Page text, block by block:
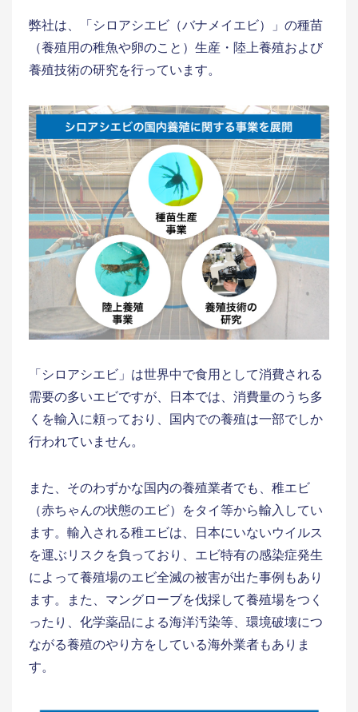
弊社は、「シロアシエビ（バナメイエビ）」の種苗
（養殖用の稚魚や卵のこと）生産・陸上養殖および
養殖技術の研究を行っています。
「シロアシエビ」は世界中で食用として消費される
需要の多いエビですが、日本では、消費量のうち多
くを輸入に頼っており、国内での養殖は一部でしか
行われていません。
また、そのわずかな国内の養殖業者でも、稚エビ
（赤ちゃんの状態のエビ）をタイ等から輸入してい
ます。輸入される稚エビは、日本にいないウイルス
を運ぶリスクを負っており、エビ特有の感染症発生
によって養殖場のエビ全滅の被害が出た事例もあり
ます。また、マングローブを伐採して養殖場をつく
ったり、化学薬品による海洋汚染等、環境破壊につ
ながる養殖のやり方をしている海外業者もありま
す。